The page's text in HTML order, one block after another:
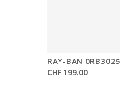
RAY-BAN 0RB3025
CHF 199.00